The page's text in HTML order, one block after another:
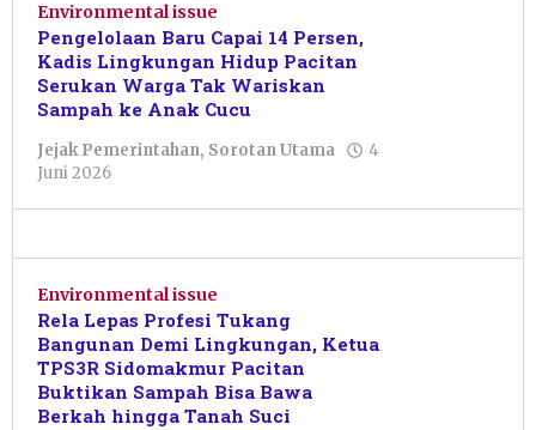
Environmental issue
Pengelolaan Baru Capai 14 Persen,
Kadis Lingkungan Hidup Pacitan
Serukan Warga Tak Wariskan
Sampah ke Anak Cucu
Jejak Pemerintahan, Sorotan Utama
4
Juni 2026
Azizah
Environmental issue
Rela Lepas Profesi Tukang
Bangunan Demi Lingkungan, Ketua
TPS3R Sidomakmur Pacitan
Buktikan Sampah Bisa Bawa
Berkah hingga Tanah Suci